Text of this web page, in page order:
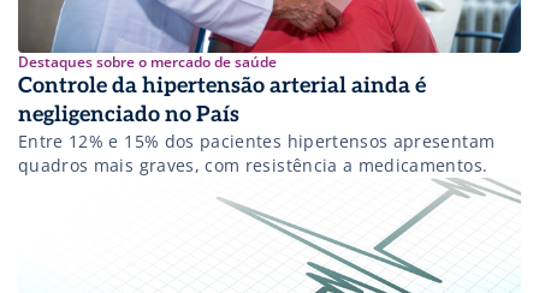
Destaques sobre o mercado de saúde
Controle da hipertensão arterial ainda é
negligenciado no País
Entre 12% e 15% dos pacientes hipertensos apresentam
quadros mais graves, com resistência a medicamentos.